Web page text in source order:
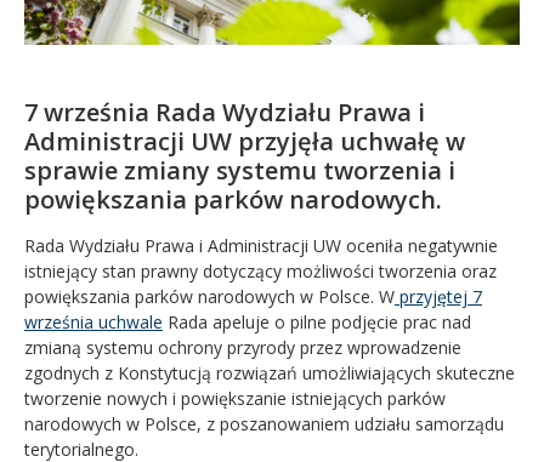
7 września Rada Wydziału Prawa i
Administracji UW przyjęła uchwałę w
sprawie zmiany systemu tworzenia i
powiększania parków narodowych.
Rada Wydziału Prawa i Administracji UW oceniła negatywnie
istniejący stan prawny dotyczący możliwości tworzenia oraz
powiększania parków narodowych w Polsce. W przyjętej 7
września uchwale Rada apeluje o pilne podjęcie prac nad
zmianą systemu ochrony przyrody przez wprowadzenie
zgodnych z Konstytucją rozwiązań umożliwiających skuteczne
tworzenie nowych i powiększanie istniejących parków
narodowych w Polsce, z poszanowaniem udziału samorządu
terytorialnego.